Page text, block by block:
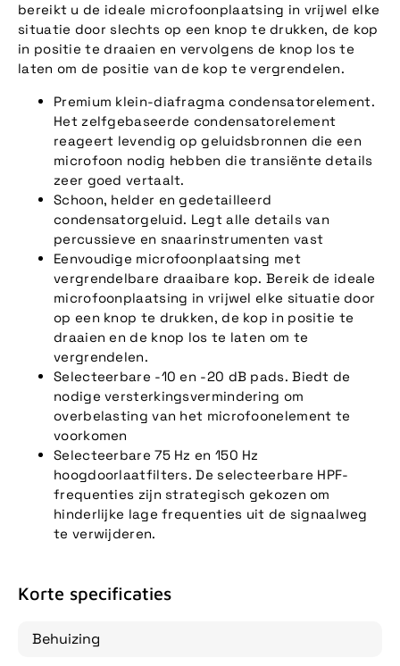
bereikt u de ideale microfoonplaatsing in vrijwel elke
situatie door slechts op een knop te drukken, de kop
in positie te draaien en vervolgens de knop los te
laten om de positie van de kop te vergrendelen.
Premium klein-diafragma condensatorelement.
Het zelfgebaseerde condensatorelement
reageert levendig op geluidsbronnen die een
microfoon nodig hebben die transiënte details
zeer goed vertaalt.
Schoon, helder en gedetailleerd
condensatorgeluid. Legt alle details van
percussieve en snaarinstrumenten vast
Eenvoudige microfoonplaatsing met
vergrendelbare draaibare kop. Bereik de ideale
microfoonplaatsing in vrijwel elke situatie door
op een knop te drukken, de kop in positie te
draaien en de knop los te laten om te
vergrendelen.
Selecteerbare -10 en -20 dB pads. Biedt de
nodige versterkingsvermindering om
overbelasting van het microfoonelement te
voorkomen
Selecteerbare 75 Hz en 150 Hz
hoogdoorlaatfilters. De selecteerbare HPF-
frequenties zijn strategisch gekozen om
hinderlijke lage frequenties uit de signaalweg
te verwijderen.
Korte specificaties
Behuizing